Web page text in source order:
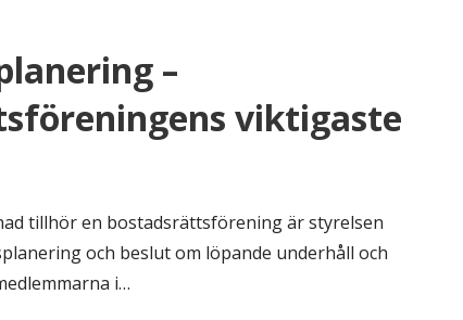
–
viktigaste
tillhör en bostadsrättsförening är styrelsen
och beslut om löpande underhåll och
i…